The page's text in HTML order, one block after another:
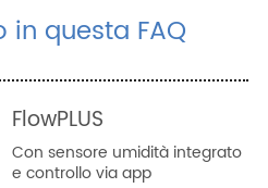
questa FAQ
FlowPLUS
Con sensore umidità integrato
e controllo via app